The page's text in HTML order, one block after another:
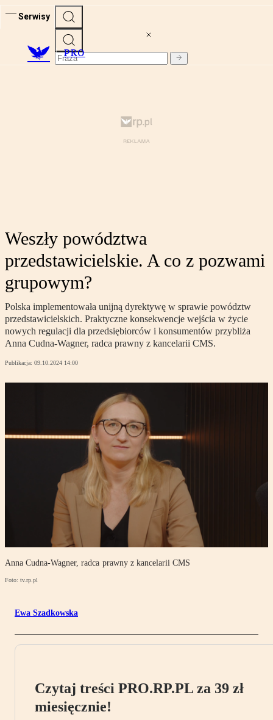
Serwisy
PRO
Weszły powództwa
przedstawicielskie. A co z pozwami
grupowym?
Polska implementowała unijną dyrektywę w sprawie powództw
przedstawicielskich. Praktyczne konsekwencje wejścia w życie
nowych regulacji dla przedsiębiorców i konsumentów przybliża
Anna Cudna-Wagner, radca prawny z kancelarii CMS.
Publikacja: 09.10.2024 14:00
Anna Cudna-Wagner, radca prawny z kancelarii CMS
Foto: tv.rp.pl
Ewa Szadkowska
Czytaj treści PRO.RP.PL za 39 zł
miesięcznie!